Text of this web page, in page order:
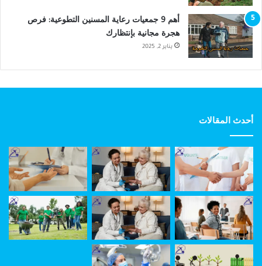
أهم 9 جمعيات رعاية المسنين التطوعية: فرص
هجرة مجانية بإنتظارك
يناير 2, 2025
أحدث المقالات